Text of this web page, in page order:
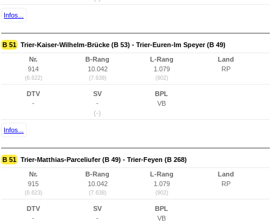
Infos...
B 51 Trier-Kaiser-Wilhelm-Brücke (B 53) - Trier-Euren-Im Speyer (B 49)
Nr.
914
(6.622)
B-Rang
10.042
(7.638)
L-Rang
1.079
(902)
Land
RP
DTV
-
SV
-
(-)
BPL
VB
Infos...
B 51 Trier-Matthias-Parceliufer (B 49) - Trier-Feyen (B 268)
Nr.
915
(6.623)
B-Rang
10.042
(7.638)
L-Rang
1.079
(902)
Land
RP
DTV
-
SV
-
BPL
VB